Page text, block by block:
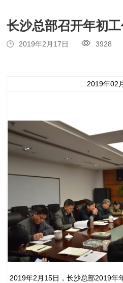
长沙总部召开年初
2019年2月17日 3928
2019年02
2019年2月15日，长沙总部2019年